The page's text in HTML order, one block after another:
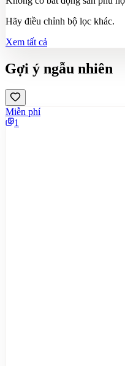
Hãy điều chỉnh bộ lọc khác.
Xem tất cả
Gợi ý ngẫu nhiên
Miễn phí
1